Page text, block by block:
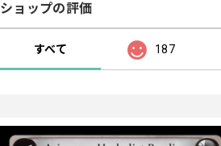
ショップの評価
すべて 187